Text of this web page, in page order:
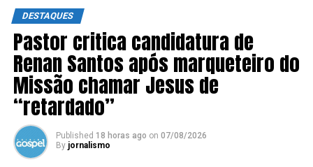
DESTAQUES
Pastor critica candidatura de
Renan Santos após marqueteiro do
Missão chamar Jesus de
“retardado”
Published 18 horas ago on 07/08/2026
By jornalismo